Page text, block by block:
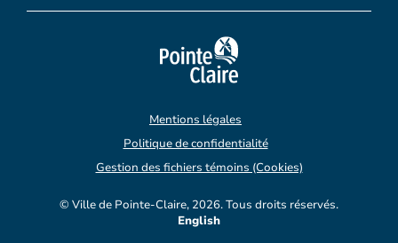
© Ville de Pointe-Claire, 2026. Tous droits réservés.
Mentions légales
Politique de confidentialité
Gestion des fichiers témoins (Cookies)
English